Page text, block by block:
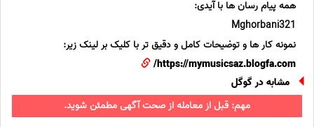
همه پیام رسان ها با آیدی:
Mghorbani321
نمونه کار ها و توضیحات کامل و دقیق تر با کلیک بر لینک زیر:
https://mymusicsaz.blogfa.com/
مشابه در گوگل
مهم: قبل از معامله از صحت آگهی مطمئن شوید.